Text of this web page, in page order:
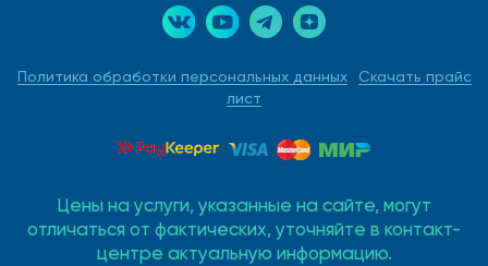
Политика обработки персональных данных
Скачать прайс
лист
Цены на услуги, указанные на сайте, могут
отличаться от фактических, уточняйте в контакт-
центре актуальную информацию.